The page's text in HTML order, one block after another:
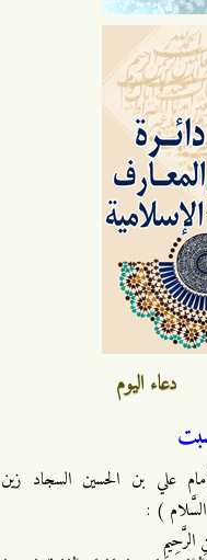
دعاء اليوم
علي بن الحسين السجاد زين
السَّلام ) :
الرَّحِيمِ